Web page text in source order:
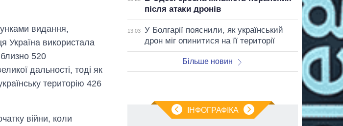
видання,
Україна використала
520
дальності, тоді як
територію 426
війни, коли
після атаки дронів
13:03
У Болгарії пояснили, як український
дрон міг опинитися на її території
Більше новин
ІНФОГРАФІКА